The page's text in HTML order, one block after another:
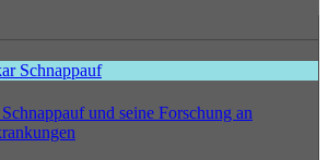
und seine Forschung an